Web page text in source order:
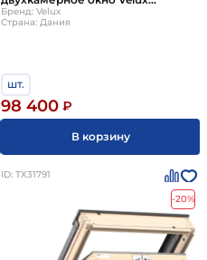
(Велюкс) GLL MK10 1061 78х160 см
(ручка сверху)
Бренд: Velux
Страна: Дания
шт.
98 400 ₽
В корзину
ID: ТХ31791
-20%